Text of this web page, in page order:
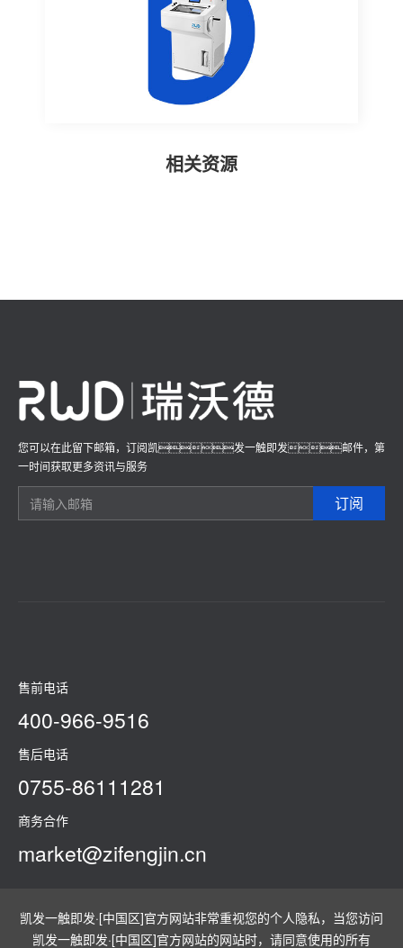
凯发一触即发·[中国区]官方网站非常重视您的个人隐私，当您访问
凯发一触即发·[中国区]官方网站的网站时，请同意使用的所有
相关资源
您可以在此留下邮箱，订阅凯发一触即发邮件，第
一时间获取更多资讯与服务
订阅
售前电话
400-966-9516
售后电话
0755-86111281
商务合作
market@zifengjin.cn